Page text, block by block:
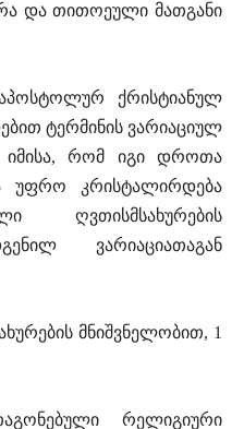
და თითოეული მათგანი
ქრისტიანულ
ტერმინის ვარიაციულ
იმისა, რომ იგი დროთა
უფრო კრისტალირდება
ღვთისმსახურების
ვარიაციათაგან
მნიშვნელობით, 1
რელიგიური